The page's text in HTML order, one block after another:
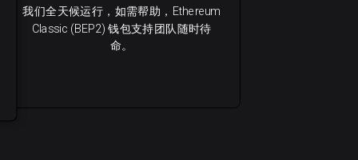
我们全天候运行，如需帮助，Ethereum
Classic (BEP2) 钱包支持团队随时待
命。